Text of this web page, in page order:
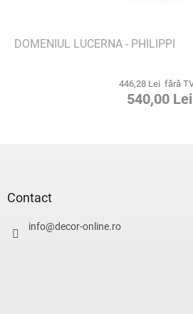
DOMENIUL LUCERNA - PHILIPPI
446,28 Lei fără
540,00 Lei
Contact
info@decor-online.ro